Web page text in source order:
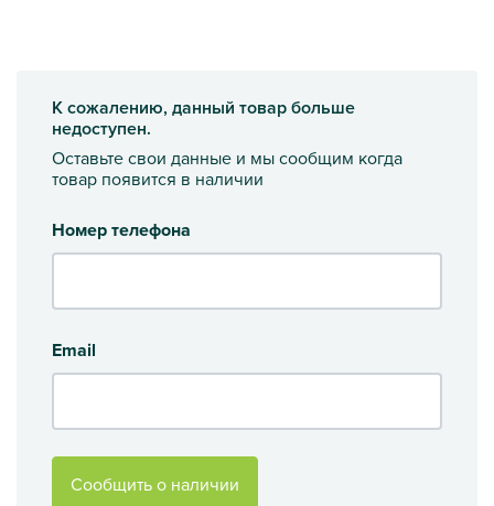
К сожалению, данный товар больше
недоступен.
Оставьте свои данные и мы сообщим когда
товар появится в наличии
Номер телефона
Email
Сообщить о наличии